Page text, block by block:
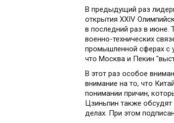
В предыдущий раз
открытия XXIV
в последний раз в июне.
военно-технических
промышленной сферах с
что Москва и Пекин
В этот раз особое
внимание на то, что
понимании причин,
Цзиньпин также
делах. При этом